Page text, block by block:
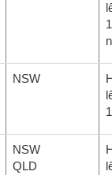
NSW
NSW
QLD